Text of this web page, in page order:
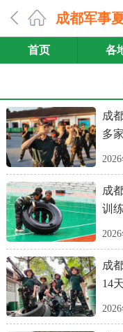
成都军事
首页 各
成
多
成
训
成
14